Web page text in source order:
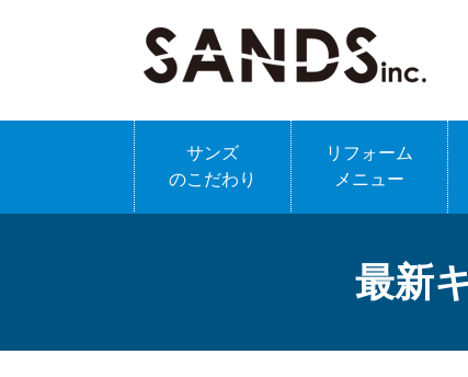
サンズ
のこだわり
リフォーム
メニュー
最新